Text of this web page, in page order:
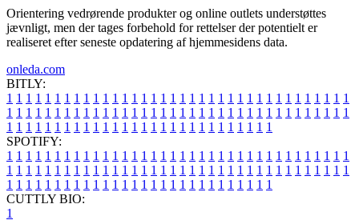
Orientering vedrørende produkter og online outlets understøttes
jævnligt, men der tages forbehold for rettelser der potentielt er
realiseret efter seneste opdatering af hjemmesidens data.
onleda.com
BITLY:
1 1 1 1 1 1 1 1 1 1 1 1 1 1 1 1 1 1 1 1 1 1 1 1 1 1 1 1 1 1 1 1 1 1 1 1
1 1 1 1 1 1 1 1 1 1 1 1 1 1 1 1 1 1 1 1 1 1 1 1 1 1 1 1 1 1 1 1 1 1 1 1
1 1 1 1 1 1 1 1 1 1 1 1 1 1 1 1 1 1 1 1 1 1 1 1 1 1 1 1
SPOTIFY:
1 1 1 1 1 1 1 1 1 1 1 1 1 1 1 1 1 1 1 1 1 1 1 1 1 1 1 1 1 1 1 1 1 1 1 1
1 1 1 1 1 1 1 1 1 1 1 1 1 1 1 1 1 1 1 1 1 1 1 1 1 1 1 1 1 1 1 1 1 1 1 1
1 1 1 1 1 1 1 1 1 1 1 1 1 1 1 1 1 1 1 1 1 1 1 1 1 1 1 1
CUTTLY BIO:
1